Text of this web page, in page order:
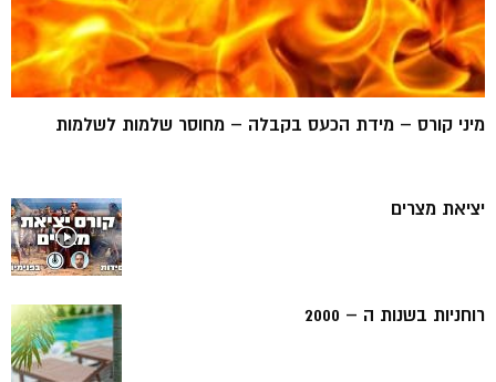
מיני קורס – מידת הכעס בקבלה – מחוסר שלמות לשלמות
יציאת מצרים
רוחניות בשנות ה – 2000